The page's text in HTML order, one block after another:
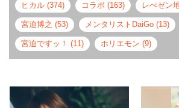
ヒカル (374) コラボ (163) レぺゼン
宮迫博之 (53) メンタリストDaiGo (13)
宮迫ですッ！ (11) ホリエモン (9)